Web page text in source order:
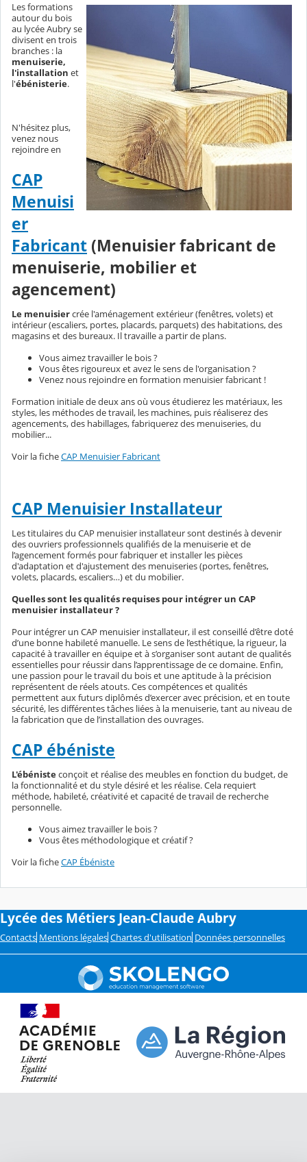
Les formations
autour du bois
au lycée Aubry se
divisent en trois
branches : la
menuiserie,
l'installation et
l'ébénisterie.
N'hésitez plus,
venez nous
rejoindre en
CAP
Menuisi
er
Fabricant (Menuisier fabricant de
menuiserie, mobilier et
agencement)
Le menuisiercrée l'aménagement extérieur (fenêtres, volets) et
intérieur (escaliers, portes, placards, parquets) des habitations, des
magasins et des bureaux. Il travaille a partir de plans.
Vous aimez travailler le bois ?
Vous êtes rigoureux et avez le sens de l'organisation ?
Venez nous rejoindre en formation menuisier fabricant !
Formation initiale de deux ans où vous étudierez les matériaux, les
styles, les méthodes de travail, les machines, puis réaliserez des
agencements, des habillages, fabriquerez des menuiseries, du
mobilier...
Voir la ficheCAP Menuisier Fabricant
CAP Menuisier Installateur
Les titulaires du CAP menuisier installateur sont destinés à devenir
des ouvriers professionnels qualifiés de la menuiserie et de
l’agencement formés pour fabriquer et installer les pièces
d'adaptation et d'ajustement des menuiseries (portes, fenêtres,
volets, placards, escaliers…) et du mobilier.
Quelles sont les qualités requises pour intégrer un CAP
menuisier installateur ?
Pour intégrer un CAP menuisier installateur, il est conseillé d’être doté
d’une bonne habileté manuelle. Le sens de l’esthétique, la rigueur, la
capacité à travailler en équipe et à s’organiser sont autant de qualités
essentielles pour réussir dans l’apprentissage de ce domaine. Enfin,
une passion pour le travail du bois et une aptitude à la précision
représentent de réels atouts. Ces compétences et qualités
permettent aux futurs diplômés d’exercer avec précision, et en toute
sécurité, les différentes tâches liées à la menuiserie, tant au niveau de
la fabrication que de l’installation des ouvrages.
CAP ébéniste
L'ébénisteconçoit et réalise des meubles en fonction du budget, de
la fonctionnalité et du style désiré et les réalise. Cela requiert
méthode, habileté, créativité et capacité de travail de recherche
personnelle.
Vous aimez travailler le bois ?
Vous êtes méthodologique et créatif ?
Voir la ficheCAP Ébéniste
Lycée des Métiers Jean-Claude Aubry
Contacts Mentions légales Chartes d'utilisation Données personnelles